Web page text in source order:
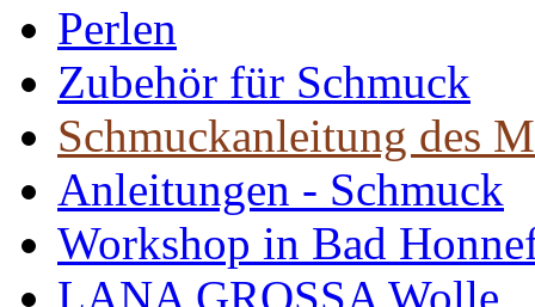
Perlen
Zubehör für Schmuck
Schmuckanleitung des
Anleitungen - Schmuck
Workshop in Bad
LANA GROSSA Wolle